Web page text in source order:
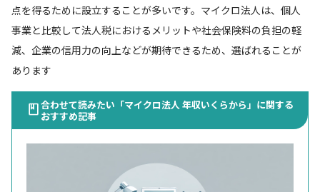
点を得るために設立することが多いです。マイクロ法人は、個人
事業と比較して法人税におけるメリットや社会保険料の負担の軽
減、企業の信用力の向上などが期待できるため、選ばれることが
あります
合わせて読みたい「マイクロ法人 年収いくらから」に関する
おすすめ記事